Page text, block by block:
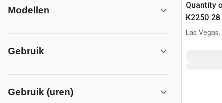
Modellen
Gebruik
Gebruik (uren)
Quantity
K2250
(Unused)
Las Vegas,